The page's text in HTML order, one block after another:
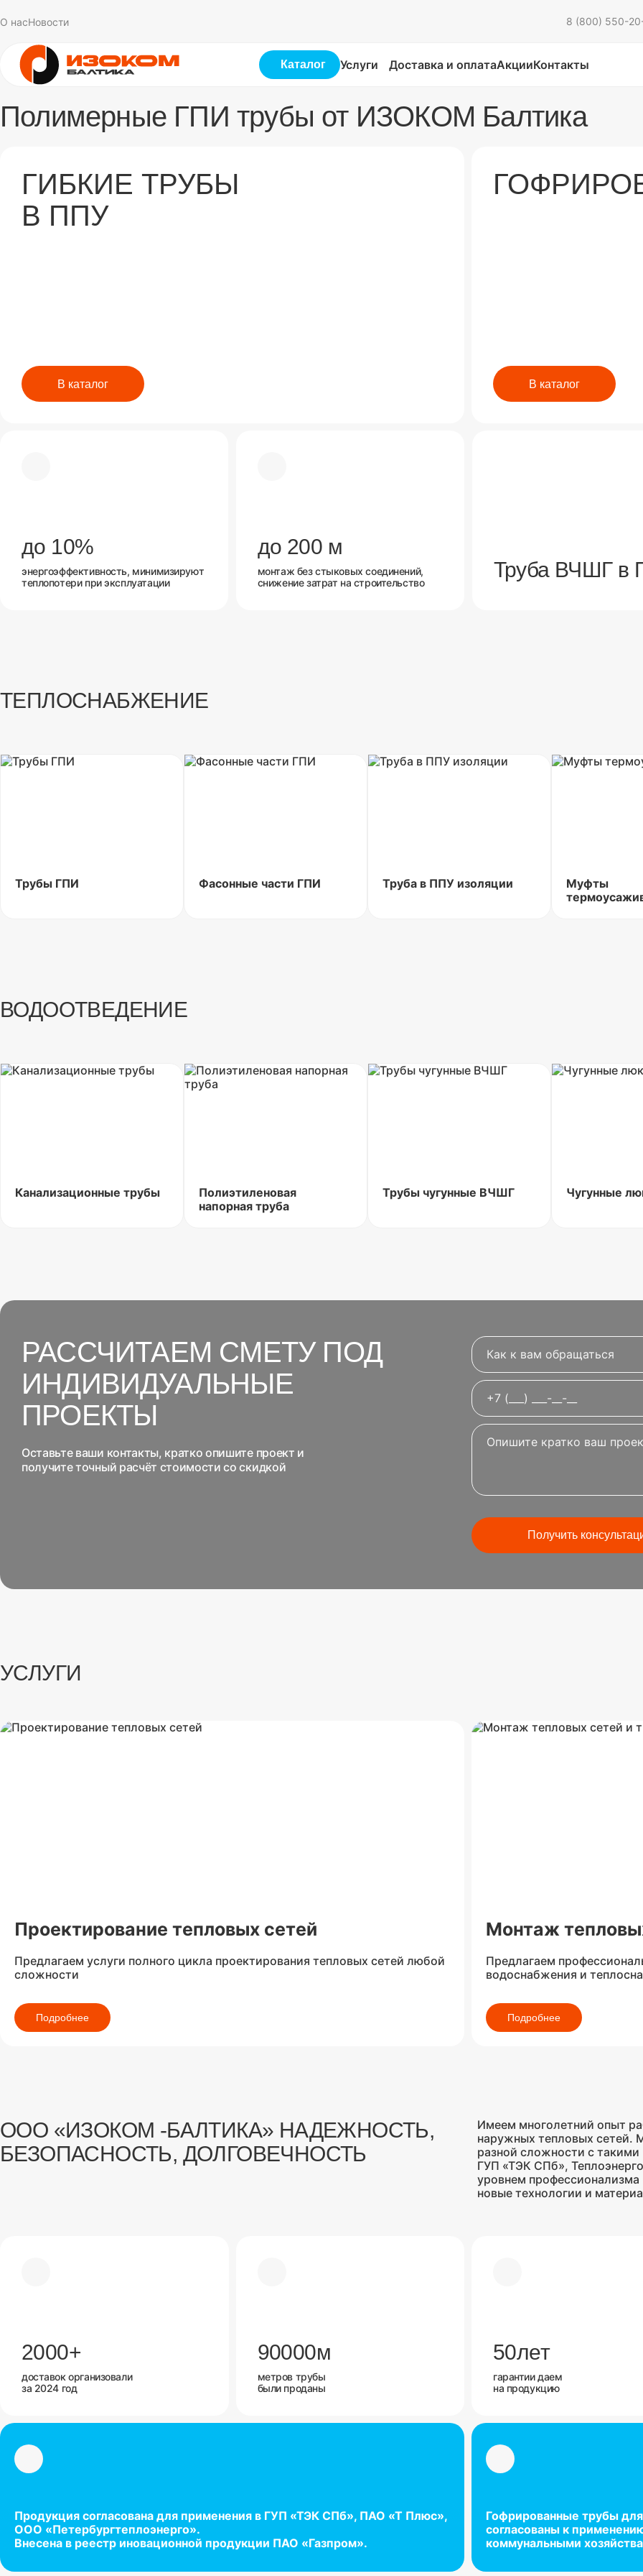
О насНовости 8 (800) 550-
Каталог Услуги Доставка и оплатаАкцииКонтакты
Полимерные ГПИ трубы от ИЗОКОМ Балтика
ГИБКИЕ ТРУБЫ
В ППУ
В каталог В каталог
до 10%
энергоэффективность, минимизируют
теплопотери при эксплуатации
до 200 м
монтаж без стыковых соединений,
снижение затрат на строительство
Труба ВЧШГ в
ТЕПЛОСНАБЖЕНИЕ
Трубы ГПИ Фасонные части ГПИ Труба в ППУ изоляции
Муфты
ВОДООТВЕДЕНИЕ
Канализационные трубы
Полиэтиленовая
напорная труба
Трубы чугунные ВЧШГ Чугунные
РАССЧИТАЕМ СМЕТУ ПОД
ИНДИВИДУАЛЬНЫЕ
ПРОЕКТЫ
Оставьте ваши контакты, кратко опишите проект и
получите точный расчёт стоимости со скидкой
Получить
УСЛУГИ
Проектирование тепловых сетей
Предлагаем услуги полного цикла проектирования тепловых сетей любой
сложности
Подробнее
Монтаж
Предлагаем
водоснабжения и
Подробнее
ООО «ИЗОКОМ -БАЛТИКА» НАДЕЖНОСТЬ,
БЕЗОПАСНОСТЬ, ДОЛГОВЕЧНОСТЬ
Имеем многолетний опыт
наружных тепловых сетей.
разной сложности с
ГУП «ТЭК СПб»,
уровнем профессионализма
новые технологии и
2000+
доставок организовали
за 2024 год
90000м
метров трубы
были проданы
50лет
гарантии даем
на продукцию
Продукция согласована для применения в ГУП «ТЭК СПб», ПАО «Т Плюс»,
ООО «Петербургтеплоэнерго».
Внесена в реестр иновационной продукции ПАО «Газпром».
Гофрированные трубы
согласованы к
коммунальными